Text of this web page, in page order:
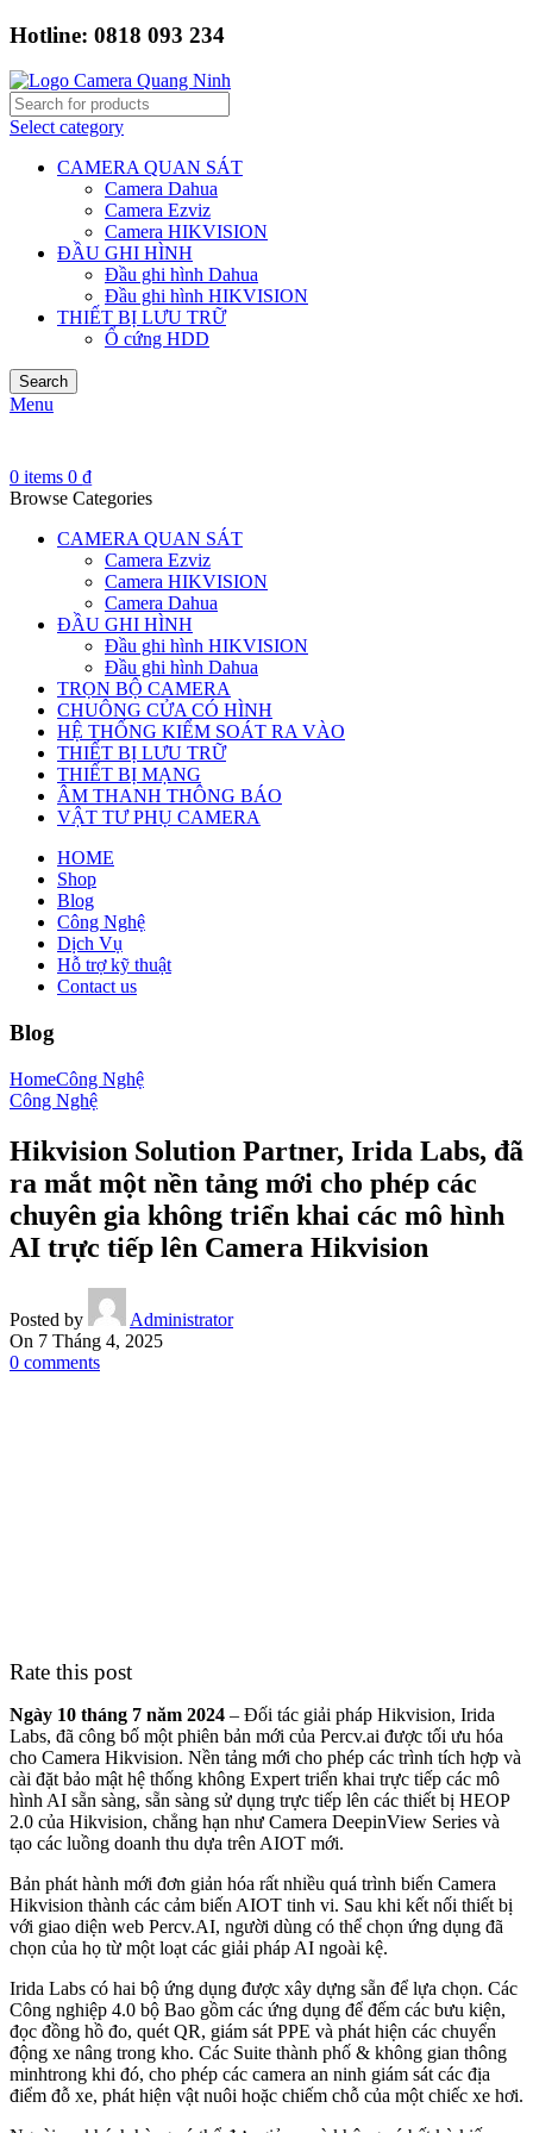
Hotline: 0818 093 234
Select category
CAMERA QUAN SÁT
Camera Dahua
Camera Ezviz
Camera HIKVISION
ĐẦU GHI HÌNH
Đầu ghi hình Dahua
Đầu ghi hình HIKVISION
THIẾT BỊ LƯU TRỮ
Ổ cứng HDD
Search
Menu
0 items 0 ₫
Browse Categories
CAMERA QUAN SÁT
Camera Ezviz
Camera HIKVISION
Camera Dahua
ĐẦU GHI HÌNH
Đầu ghi hình HIKVISION
Đầu ghi hình Dahua
TRỌN BỘ CAMERA
CHUÔNG CỬA CÓ HÌNH
HỆ THỐNG KIỂM SOÁT RA VÀO
THIẾT BỊ LƯU TRỮ
THIẾT BỊ MẠNG
ÂM THANH THÔNG BÁO
VẬT TƯ PHỤ CAMERA
HOME
Shop
Blog
Công Nghệ
Dịch Vụ
Hỗ trợ kỹ thuật
Contact us
Blog
HomeCông Nghệ
Công Nghệ
Hikvision Solution Partner, Irida Labs, đã
ra mắt một nền tảng mới cho phép các
chuyên gia không triển khai các mô hình
AI trực tiếp lên Camera Hikvision
Posted by
Administrator
On 7 Tháng 4, 2025
0 comments
Rate this post
Ngày 10 tháng 7 năm 2024 – Đối tác giải pháp Hikvision, Irida
Labs, đã công bố một phiên bản mới của Percv.ai được tối ưu hóa
cho Camera Hikvision. Nền tảng mới cho phép các trình tích hợp và
cài đặt bảo mật hệ thống không Expert triển khai trực tiếp các mô
hình AI sẵn sàng, sẵn sàng sử dụng trực tiếp lên các thiết bị HEOP
2.0 của Hikvision, chẳng hạn như Camera DeepinView Series và
tạo các luồng doanh thu dựa trên AIOT mới.
Bản phát hành mới đơn giản hóa rất nhiều quá trình biến Camera
Hikvision thành các cảm biến AIOT tinh vi. Sau khi kết nối thiết bị
với giao diện web Percv.AI, người dùng có thể chọn ứng dụng đã
chọn của họ từ một loạt các giải pháp AI ngoài kệ.
Irida Labs có hai bộ ứng dụng được xây dựng sẵn để lựa chọn. Các
Công nghiệp 4.0 bộ Bao gồm các ứng dụng để đếm các bưu kiện,
đọc đồng hồ đo, quét QR, giám sát PPE và phát hiện các chuyển
động xe nâng trong kho. Các Suite thành phố & không gian thông
minhtrong khi đó, cho phép các camera an ninh giám sát các địa
điểm đỗ xe, phát hiện vật nuôi hoặc chiếm chỗ của một chiếc xe hơi.